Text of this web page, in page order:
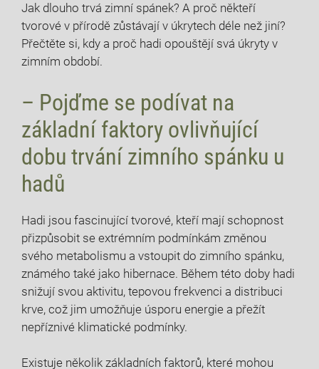
Jak dlouho trvá zimní spánek? A proč někteří
tvorové v přírodě zůstávají v úkrytech déle než jiní?
Přečtěte si, kdy a proč hadi opouštějí svá úkryty v
zimním období.
– Pojďme se podívat na
základní faktory ovlivňující
dobu trvání zimního spánku u
hadů
Hadi jsou fascinující tvorové, kteří mají schopnost
přizpůsobit se extrémním podmínkám změnou
svého metabolismu a vstoupit do zimního spánku,
známého také jako hibernace. Během této doby hadi
snižují svou aktivitu, tepovou frekvenci a distribuci
krve, což jim umožňuje úsporu energie a přežít
nepříznivé klimatické podmínky.
Existuje několik základních faktorů, které mohou